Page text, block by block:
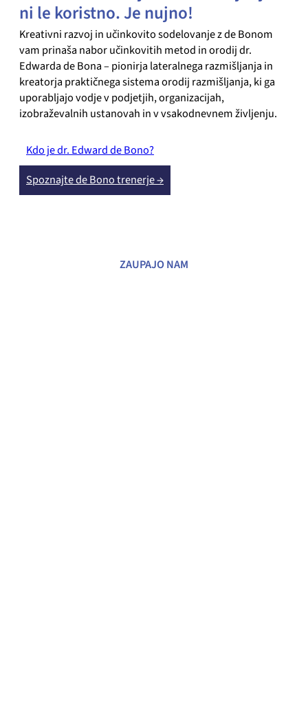
ni le koristno. Je nujno!
Kreativni razvoj in učinkovito sodelovanje z de Bonom
vam prinaša nabor učinkovitih metod in orodij dr.
Edwarda de Bona – pionirja lateralnega razmišljanja in
kreatorja praktičnega sistema orodij razmišljanja, ki ga
uporabljajo vodje v podjetjih, organizacijah,
izobraževalnih ustanovah in v vsakodnevnem življenju.
Kdo je dr. Edward de Bono?
Spoznajte de Bono trenerje →
ZAUPAJO NAM